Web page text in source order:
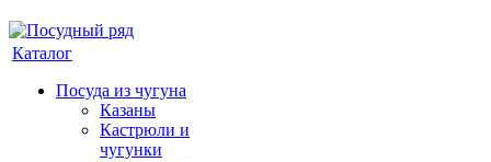
Каталог
Посуда из чугуна
Казаны
Кастрюли и
чугунки